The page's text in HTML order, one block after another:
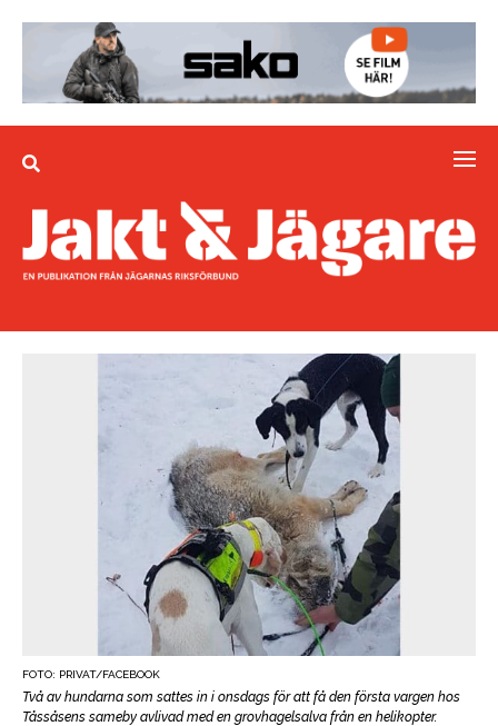
FOTO: PRIVAT/FACEBOOK
Två av hundarna som sattes in i onsdags för att få den första vargen hos
Tåssåsens sameby avlivad med en grovhagelsalva från en helikopter.